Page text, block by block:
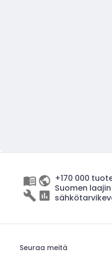
+170 000
Suomen laajin
Seuraa meitä